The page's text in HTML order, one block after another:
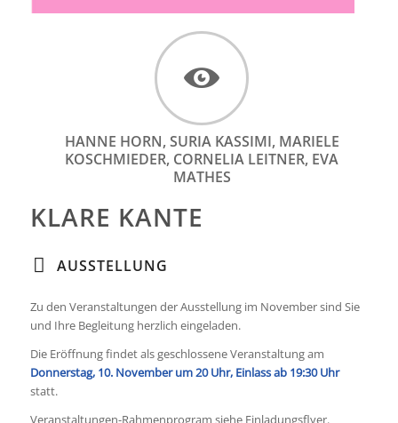
HANNE HORN, SURIA KASSIMI, MARIELE
KOSCHMIEDER, CORNELIA LEITNER, EVA
MATHES
KLARE KANTE
AUSSTELLUNG
Zu den Veranstaltungen der Ausstellung im November sind Sie
und Ihre Begleitung herzlich eingeladen.
Die Eröffnung findet als geschlossene Veranstaltung am
Donnerstag, 10. November um 20 Uhr, Einlass ab 19:30 Uhr
statt.
Veranstaltungen-Rahmenprogram siehe Einladungsflyer.